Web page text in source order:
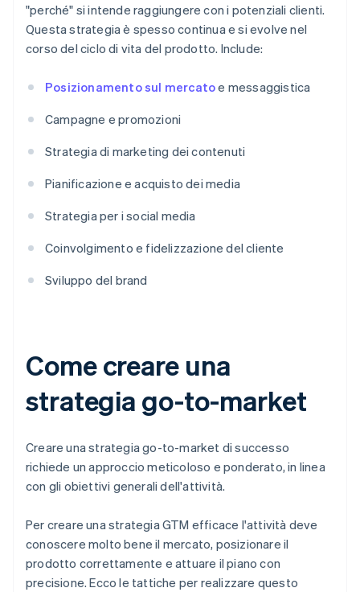
"perché" si intende raggiungere con i potenziali clienti.
Questa strategia è spesso continua e si evolve nel
corso del ciclo di vita del prodotto. Include:
Posizionamento sul mercatoe messaggistica
Campagne e promozioni
Strategia di marketing dei contenuti
Pianificazione e acquisto dei media
Strategia per i social media
Coinvolgimento e fidelizzazione del cliente
Sviluppo del brand
Come creare una
strategia go-to-market
Creare una strategia go-to-market di successo
richiede un approccio meticoloso e ponderato, in linea
con gli obiettivi generali dell'attività.
Per creare una strategia GTM efficace l'attività deve
conoscere molto bene il mercato, posizionare il
prodotto correttamente e attuare il piano con
precisione. Ecco le tattiche per realizzare questo